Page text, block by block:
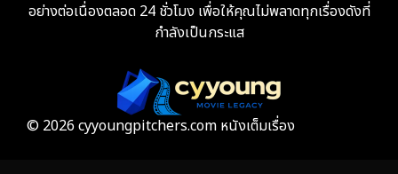
อย่างต่อเนื่องตลอด 24 ชั่วโมง เพื่อให้คุณไม่พลาดทุกเรื่องดังที่
กำลังเป็นกระแส
© 2026 cyyoungpitchers.com หนังเต็มเรื่อง